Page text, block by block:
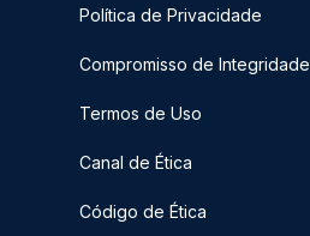
Política de Privacidade
Compromisso de Integridade
Termos de Uso
Canal de Ética
Código de Ética